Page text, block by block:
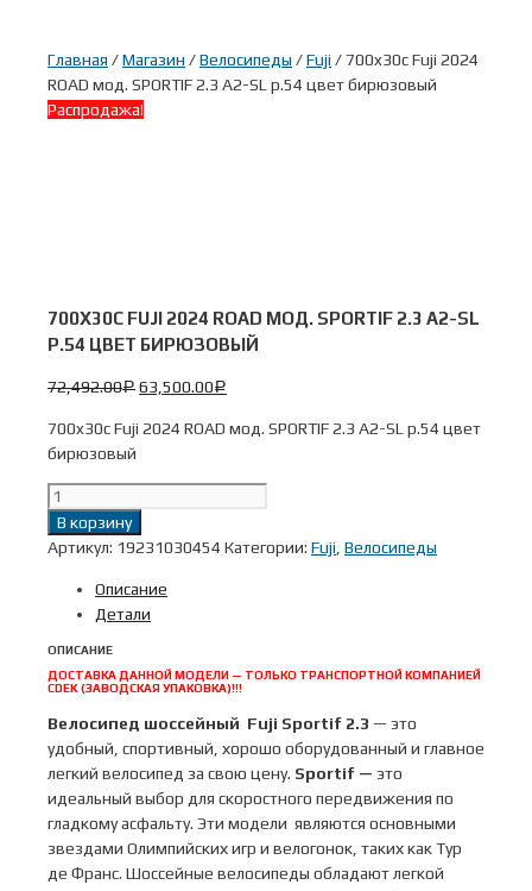
Главная /Магазин /Велосипеды /Fuji / 700x30c Fuji 2024
ROAD мод. SPORTIF 2.3 A2-SL р.54 цвет бирюзовый
Распродажа!
700X30C FUJI 2024 ROAD МОД. SPORTIF 2.3 A2-SL
Р.54 ЦВЕТ БИРЮЗОВЫЙ
72,492.00Р 63,500.00 Р
700x30c Fuji 2024 ROAD мод. SPORTIF 2.3 A2-SL р.54 цвет
бирюзовый
Количество
700x30c
Fuji
ROAD
мод.
SPORTIF
2.3
A2-
SL
р.54
цвет
бирюзовый
В корзину
Артикул: 19231030454 Категории: Fuji Велосипеды
Описание
Детали
ОПИСАНИЕ
ДОСТАВКА ДАННОЙ МОДЕЛИ — ТОЛЬКО ТРАНСПОРТНОЙ КОМПАНИЕЙ
CDEK (ЗАВОДСКАЯ УПАКОВКА)!!!
Велосипед шоссейный Fuji Sportif 2.3 — это
удобный, спортивный, хорошо оборудованный и главное
легкий велосипед за свою цену. Sportif — это
идеальный выбор для скоростного передвижения по
гладкому асфальту. Эти модели являются основными
звездами Олимпийских игр и велогонок, таких как Тур
де Франс. Шоссейные велосипеды обладают легкой